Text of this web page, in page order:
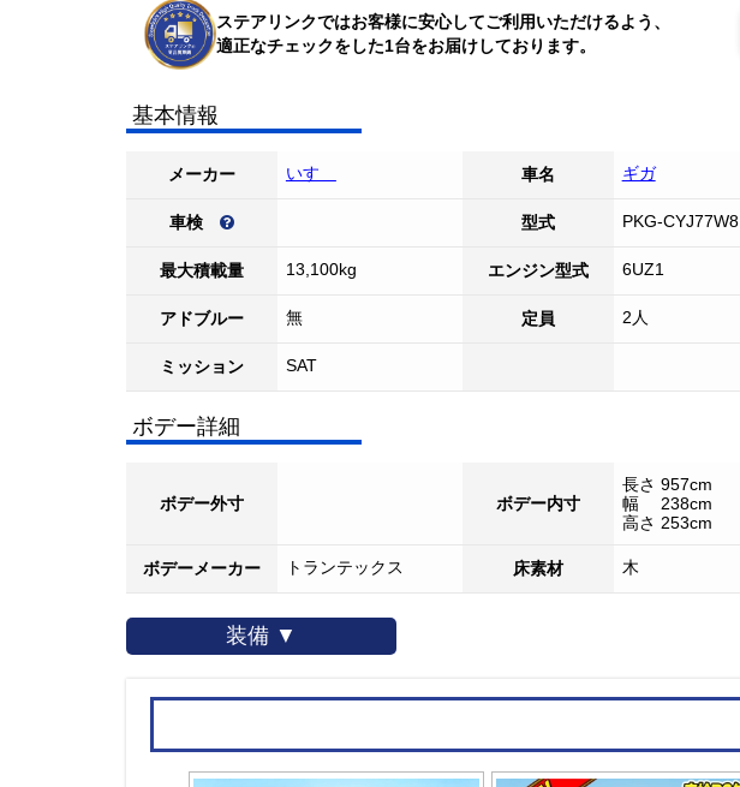
ステアリンクではお客様に安心してご利用いただけるよう、
適正なチェックをした1台をお届けしております。
基本情報
メーカー いすゞ 車名 ギガ
車検 型式 PKG-CYJ77W8
最大積載量 13,100kg エンジン型式 6UZ1
アドブルー 無 定員 2人
ミッション SAT
ボデー詳細
ボデー外寸 ボデー内寸
長さ 957cm
幅 238cm
高さ 253cm
ボデーメーカー トランテックス 床素材 木
装備 ▼